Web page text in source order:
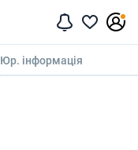
Юр. інформація